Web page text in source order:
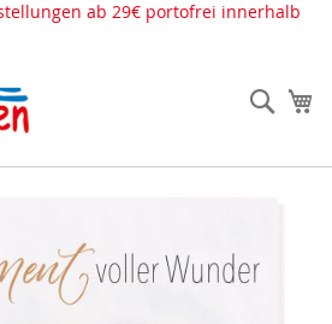
ab 29€ portofrei innerhalb